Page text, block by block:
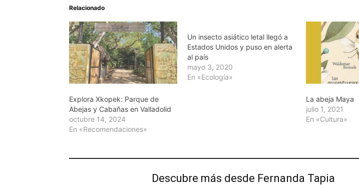
Relacionado
Explora Xkopek: Parque de
Abejas y Cabañas en Valladolid
octubre 14, 2024
En «Recomendaciones»
Un insecto asiático letal llegó a
Estados Unidos y puso en alerta
al país
mayo 3, 2020
En «Ecología»
La abeja Maya
julio 1, 2021
En «Cultura»
Descubre más desde Fernanda Tapia